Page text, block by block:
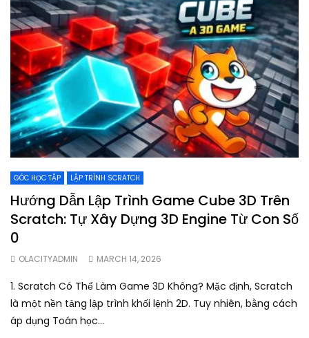
GÓC HỌC TẬP LẬP TRÌNH SCRATCH
Hướng Dẫn Lập Trình Game Cube 3D Trên
Scratch: Tự Xây Dựng 3D Engine Từ Con Số
0
OLACITYADMIN MARCH 14, 2026
1. Scratch Có Thể Làm Game 3D Không? Mặc định, Scratch
là một nền tảng lập trình khối lệnh 2D. Tuy nhiên, bằng cách
áp dụng Toán học...